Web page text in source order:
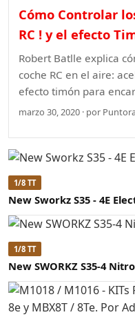
Cómo Controlar
RC ! y el efecto
Robert Batlle explica
coche RC en el aire:
efecto timón para
marzo 30, 2020 · por
1/8 TT
New Sworkz S35 - 4E
1/8 TT
New SWORKZ S35-4